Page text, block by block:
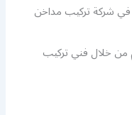
في شركة تركيب مداخن
من خلال فني تركيب